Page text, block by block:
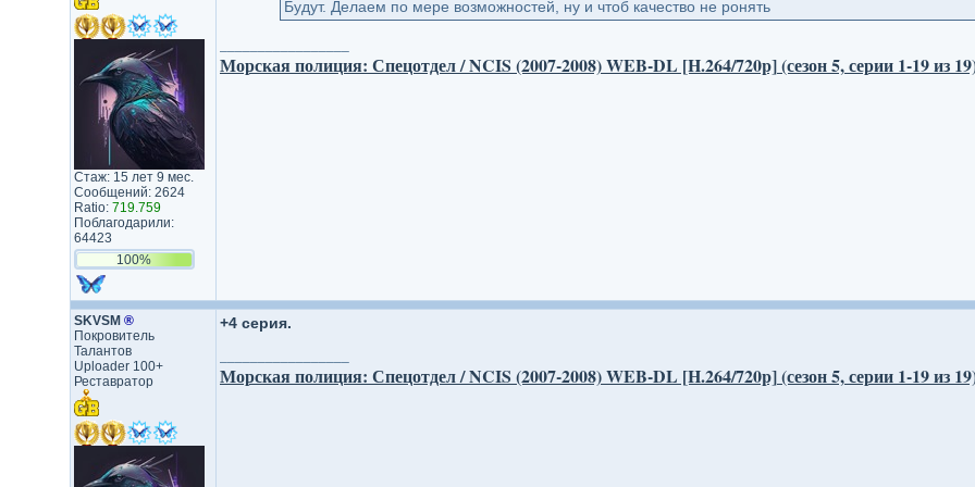
Стаж: 15 лет 9 мес.
Сообщений: 2624
Ratio: 719.759
Поблагодарили:
64423
100%
Будут. Делаем по мере возможностей, ну и чтоб качество не ронять
Морская полиция: Спецотдел / NCIS (2007-2008) WEB-DL [H.264/720p] (сезон 5, серии 1-19 из
SKVSM ®
Покровитель
Талантов
Uploader 100+
Реставратор
+4 серия.
Морская полиция: Спецотдел / NCIS (2007-2008) WEB-DL [H.264/720p] (сезон 5, серии 1-19 из